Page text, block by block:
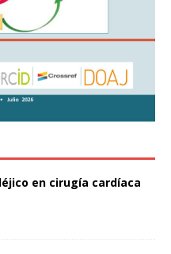
en cirugía cardíaca